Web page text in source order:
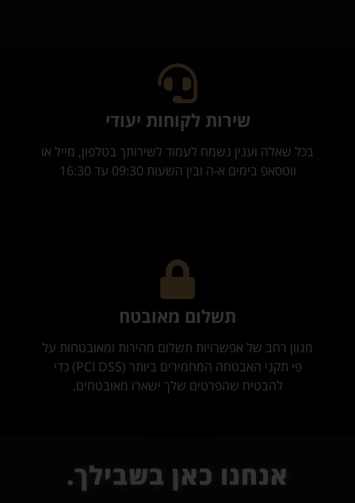
שירות לקוחות יעודי
בכל שאלה וענין נשמח לעמוד לשירותך בטלפון, מייל או
ווטסאפ בימים א-ה ובין השעות 09:30 עד 16:30
תשלום מאובטח
מגוון רחב של אפשרויות תשלום מהירות ומאובטחות על
פי תקני האבטחה המחמירים ביותר (PCI DSS) כדי
להבטיח שהפרטים שלך ישארו מאובטחים.
אנחנו כאן בשבילך.